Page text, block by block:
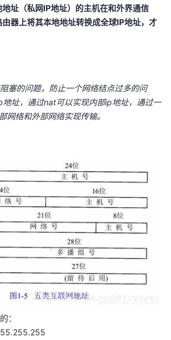
址（私网IP地址）的主机在和外界通信
器上将其本地地址转换成全球IP地址，才
塞的问题，防止一个网络结点过多的问
址，通过nat可以实现内部ip地址，通过一
网络和外部网络实现传输。
：